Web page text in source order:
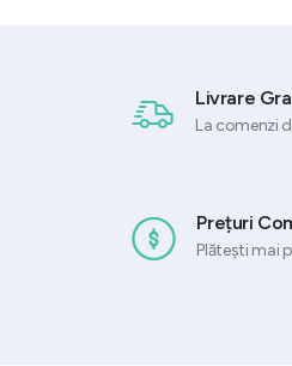
Livrare
La comenzi
Prețuri
Plătești mai